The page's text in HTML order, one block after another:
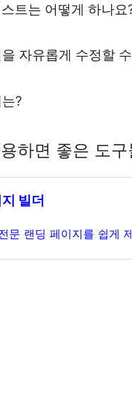
트는 어떻게 하나요
자유롭게 수정할
?
하면 좋은 도구
빌더
문 랜딩 페이지를 쉽게